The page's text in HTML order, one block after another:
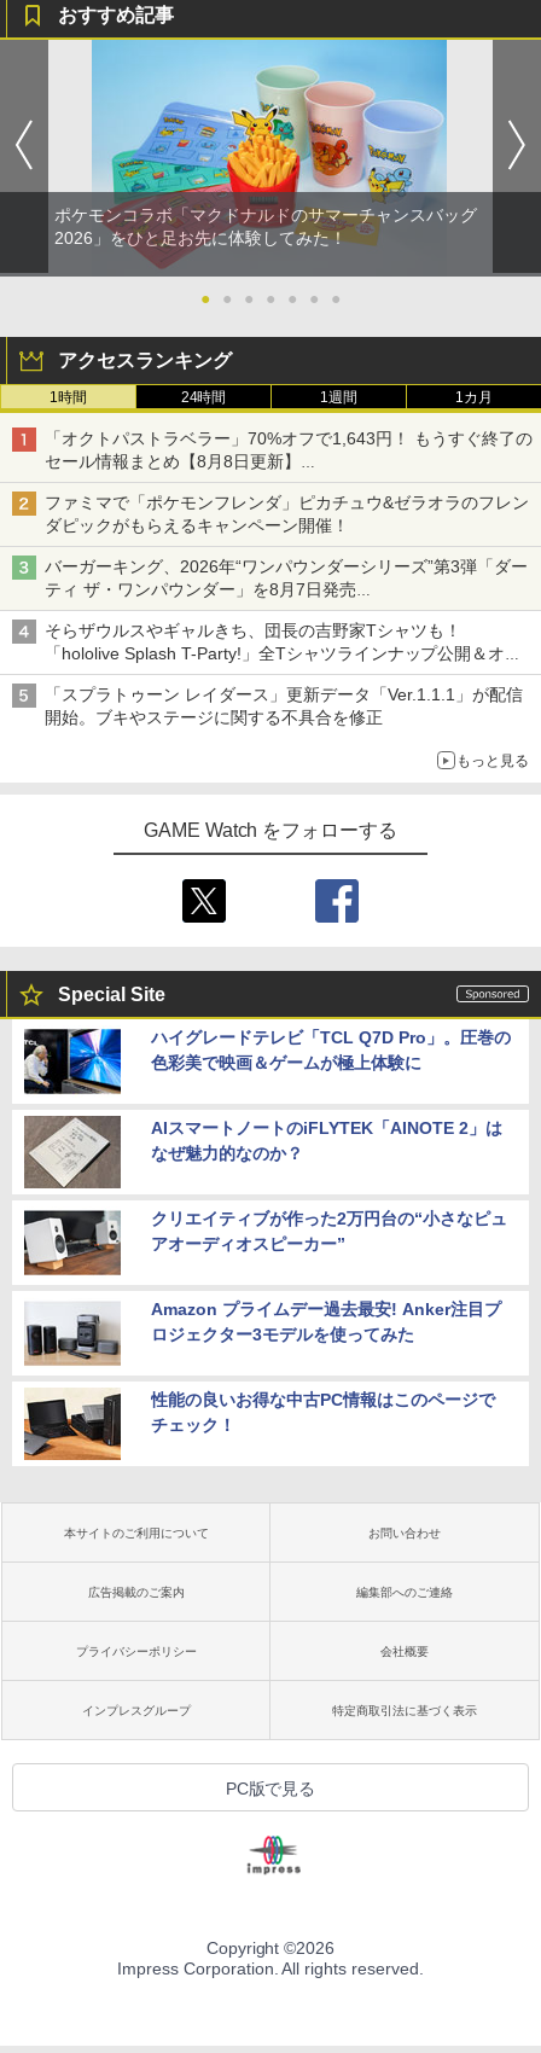
おすすめ記事
ポケモンコラボ「マクドナルドのサマーチャンスバッグ
2026」をひと足お先に体験してみた！
● ● ● ● ● ● ●
アクセスランキング
1時間 24時間 1週間 1カ月
「オクトパストラベラー」70%オフで1,643円！ もうすぐ終了の
セール情報まとめ【8月8日更新】
ニンテンドーeショップでは「大神 絶景版」が67%オフで990円
ファミマで「ポケモンフレンダ」ピカチュウ&ゼラオラのフレン
ダピックがもらえるキャンペーン開催！
バーガーキング、2026年“ワンパウンダーシリーズ”第3弾「ダー
ティ ザ・ワンパウンダー」を8月7日発売
「特製ガーリックマヨソース」を使用した超大型チーズバーガー
そらザウルスやギャルきち、団長の吉野家Tシャツも！
「hololive Splash T-Party!」全Tシャツラインナップ公開＆オン
ライン販売開始
「スプラトゥーン レイダース」更新データ「Ver.1.1.1」が配信
開始。ブキやステージに関する不具合を修正
もっと見る
GAME Watch をフォローする
Special Site
ハイグレードテレビ「TCL Q7D Pro」。圧巻の
色彩美で映画＆ゲームが極上体験に
AIスマートノートのiFLYTEK「AINOTE 2」は
なぜ魅力的なのか？
クリエイティブが作った2万円台の“小さなピュ
アオーディオスピーカー”
Amazon プライムデー過去最安! Anker注目プ
ロジェクター3モデルを使ってみた
性能の良いお得な中古PC情報はこのページで
チェック！
本サイトのご利用について お問い合わせ
広告掲載のご案内 編集部へのご連絡
プライバシーポリシー 会社概要
インプレスグループ 特定商取引法に基づく表示
PC版で見る
Copyright ©2026
Impress Corporation. All rights reserved.